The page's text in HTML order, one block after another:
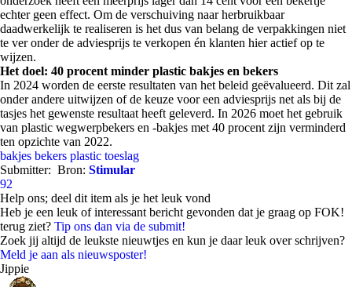
echter geen effect. Om de verschuiving naar herbruikbaar
daadwerkelijk te realiseren is het dus van belang de verpakkingen niet
te ver onder de adviesprijs te verkopen én klanten hier actief op te
wijzen.
Het doel: 40 procent minder plastic bakjes en bekers
In 2024 worden de eerste resultaten van het beleid geëvalueerd. Dit zal
onder andere uitwijzen of de keuze voor een adviesprijs net als bij de
tasjes het gewenste resultaat heeft geleverd. In 2026 moet het gebruik
van plastic wegwerpbekers en -bakjes met 40 procent zijn verminderd
ten opzichte van 2022.
bakjes bekers plastic toeslag
Submitter: Bron: Stimular
92
Help ons; deel dit item als je het leuk vond
Heb je een leuk of interessant bericht gevonden dat je graag op FOK!
terug ziet? Tip ons dan via de submit!
Zoek jij altijd de leukste nieuwtjes en kun je daar leuk over schrijven?
Meld je aan als nieuwsposter!
Jippie